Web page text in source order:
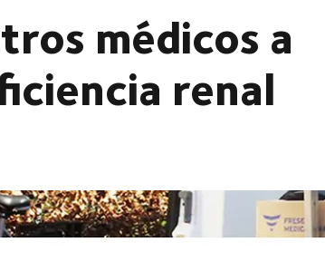
médicos a
renal